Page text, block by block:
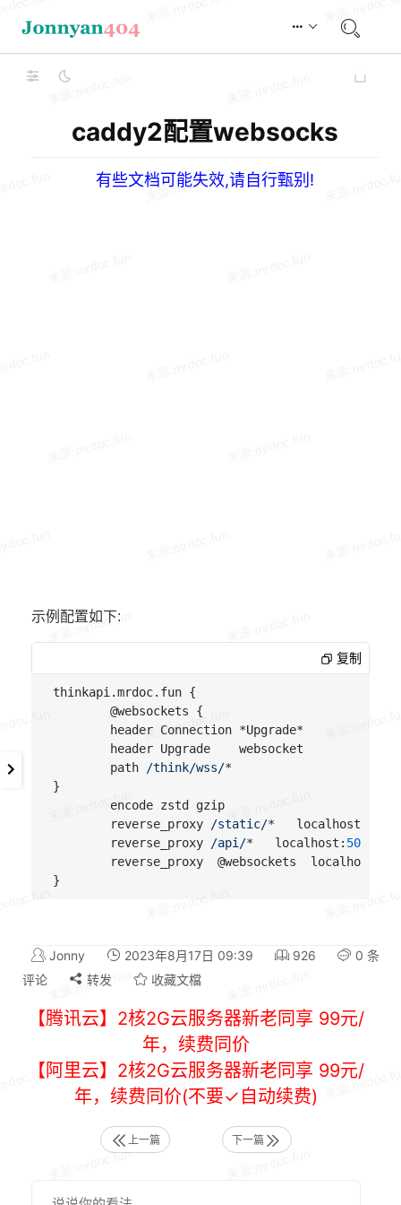
caddy2配置websocks
有些文档可能失效,请自行甄别!
示例配置如下:
复制
thinkapi.mrdoc.fun {
        @websockets {
        header Connection *Upgrade*
        header Upgrade    websocket
        path
/think/wss/*
}
        encode zstd gzip
        reverse_proxy
/static/*   localhost:
        reverse_proxy
/api/*   localhost: 5002
        reverse_proxy  @websockets  localhost:
Jonny 2023年8月17日 09:39 926
0 条
评论
转发 收藏文檔
【腾讯云】2核2G云服务器新老同享 99元/
年，续费同价
【阿里云】2核2G云服务器新老同享 99元/
年，续费同价(不要✓自动续费)
上一篇 下一篇